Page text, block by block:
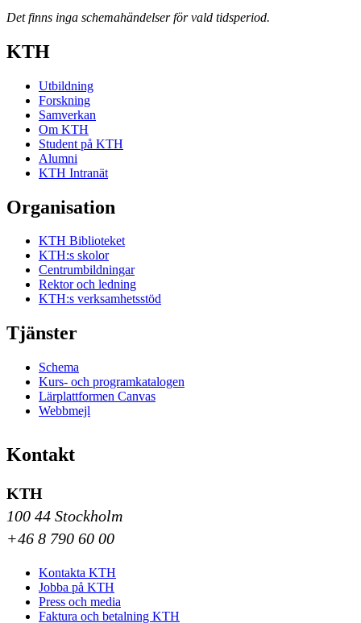
Det finns inga schemahändelser för vald tidsperiod.
KTH
Utbildning
Forskning
Samverkan
Om KTH
Student på KTH
Alumni
KTH Intranät
Organisation
KTH Biblioteket
KTH:s skolor
Centrumbildningar
Rektor och ledning
KTH:s verksamhetsstöd
Tjänster
Schema
Kurs- och programkatalogen
Lärplattformen Canvas
Webbmejl
Kontakt
KTH
100 44 Stockholm
+46 8 790 60 00
Kontakta KTH
Jobba på KTH
Press och media
Faktura och betalning KTH